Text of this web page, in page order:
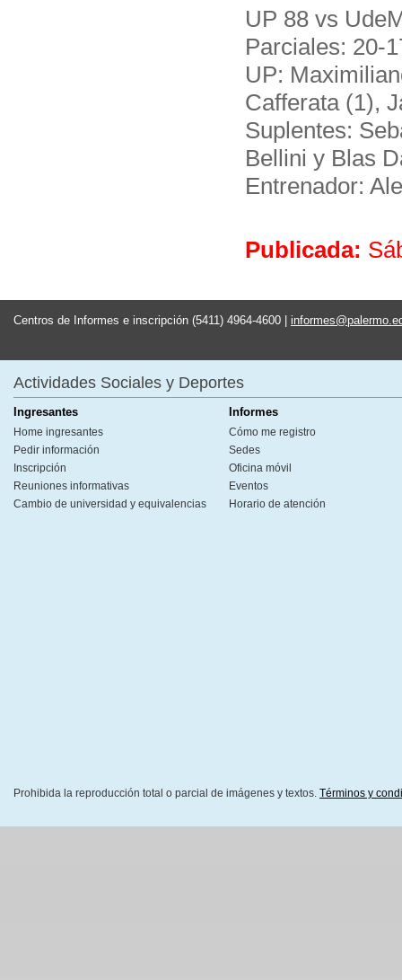
UP 88 vs
Parciales: 20-
UP:
Cafferata (1),
Suplentes:
Bellini y Blas
Entrenador:
Publicada:
Centros de Informes e inscripción (5411) 4964-4600 |
Actividades Sociales y Deportes
Ingresantes
Home ingresantes
Pedir información
Inscripción
Reuniones informativas
Cambio de universidad y equivalencias
Informes
Cómo me registro
Sedes
Oficina móvil
Eventos
Horario de atención
Prohibida la reproducción total o parcial de imágenes y textos. Términos y